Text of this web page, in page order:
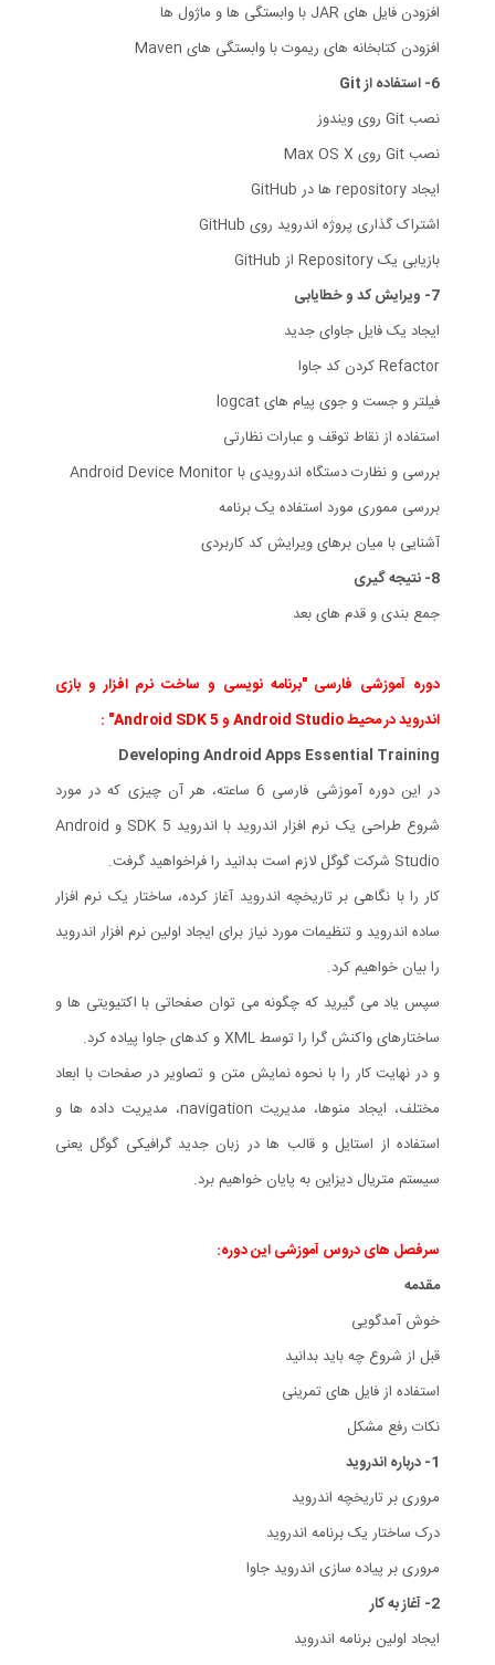
افزودن فایل های JAR با وابستگی ها و ماژول ها
افزودن کتابخانه های ریموت با وابستگی های Maven
6- استفاده از Git
نصب Git روی ویندوز
نصب Git روی Max OS X
ایجاد repository ها در GitHub
اشتراک گذاری پروژه اندروید روی GitHub
بازیابی یک Repository از GitHub
7- ویرایش کد و خطایابی
ایجاد یک فایل جاوای جدید
Refactor کردن کد جاوا
فیلتر و جست و جوی پیام های logcat
استفاده از نقاط توقف و عبارات نظارتی
بررسی و نظارت دستگاه اندرویدی با Android Device Monitor
بررسی مموری مورد استفاده یک برنامه
آشنایی با میان برهای ویرایش کد کاربردی
8- نتیجه گیری
جمع بندی و قدم های بعد
دوره آموزشی فارسی "برنامه نویسی و ساخت نرم افزار و بازی
اندروید در محیط Android Studio و Android SDK 5" :
Developing Android Apps Essential Training
در این دوره آموزشی فارسی 6 ساعته، هر آن چیزی که در مورد
شروع طراحی یک نرم افزار اندروید با اندروید SDK 5 و Android
Studio شرکت گوگل لازم است بدانید را فراخواهید گرفت.
کار را با نگاهی بر تاریخچه اندروید آغاز کرده، ساختار یک نرم افزار
ساده اندروید و تنظیمات مورد نیاز برای ایجاد اولین نرم افزار اندروید
را بیان خواهیم کرد.
سپس یاد می گیرید که چگونه می توان صفحاتی با اکتیویتی ها و
ساختارهای واکنش گرا را توسط XML و کدهای جاوا پیاده کرد.
و در نهایت کار را با نحوه نمایش متن و تصاویر در صفحات با ابعاد
مختلف، ایجاد منوها، مدیریت navigation، مدیریت داده ها و
استفاده از استایل و قالب ها در زبان جدید گرافیکی گوگل یعنی
سیستم متریال دیزاین به پایان خواهیم برد.
سرفصل های دروس آموزشی این دوره:
مقدمه
خوش آمدگویی
قبل از شروع چه باید بدانید
استفاده از فایل های تمرینی
نکات رفع مشکل
1- درباره اندروید
مروری بر تاریخچه اندروید
درک ساختار یک برنامه اندروید
مروری بر پیاده سازی اندروید جاوا
2- آغاز به کار
ایجاد اولین برنامه اندروید